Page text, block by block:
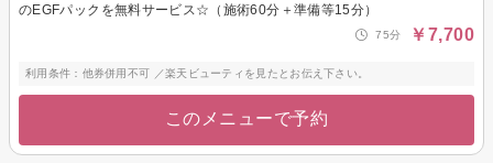
のEGFパックを無料サービス☆（施術60分＋準備等15分）
75分 ￥7,700
利用条件：他券併用不可 ／楽天ビューティを見たとお伝え下さい。
このメニューで予約